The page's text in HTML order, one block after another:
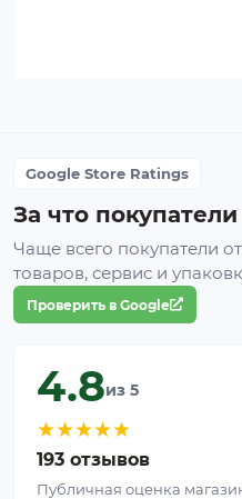
Google Store Ratings
За что
Чаще всего покупатели
товаров, сервис и
Проверить в Google
4.8из 5
★★★★★
193 отзывов
Публичная оценка